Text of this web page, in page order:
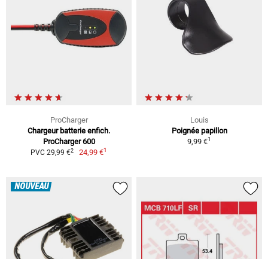
ProCharger
Chargeur batterie enfich.
ProCharger 600
PVC 29,99 €2 24,99 €1
Louis
Poignée papillon
9,99 €1
NOUVEAU